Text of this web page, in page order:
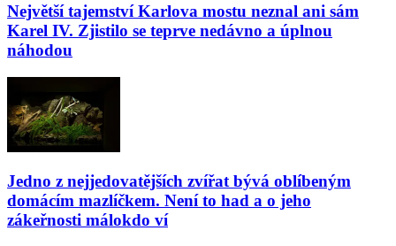
Největší tajemství Karlova mostu neznal ani sám
Karel IV. Zjistilo se teprve nedávno a úplnou
náhodou
Jedno z nejjedovatějších zvířat bývá oblíbeným
domácím mazlíčkem. Není to had a o jeho
zákeřnosti málokdo ví